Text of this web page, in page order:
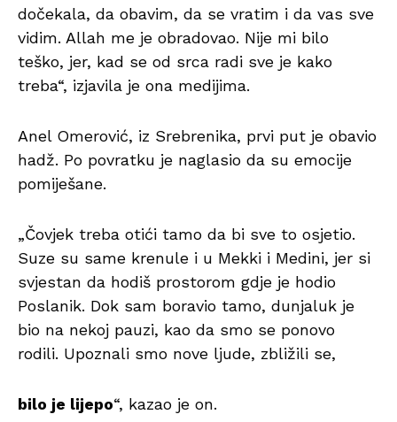
dočekala, da obavim, da se vratim i da vas sve
vidim. Allah me je obradovao. Nije mi bilo
teško, jer, kad se od srca radi sve je kako
treba“, izjavila je ona medijima.
Anel Omerović, iz Srebrenika, prvi put je obavio
hadž. Po povratku je naglasio da su emocije
pomiješane.
„Čovjek treba otići tamo da bi sve to osjetio.
Suze su same krenule i u Mekki i Medini, jer si
svjestan da hodiš prostorom gdje je hodio
Poslanik. Dok sam boravio tamo, dunjaluk je
bio na nekoj pauzi, kao da smo se ponovo
rodili. Upoznali smo nove ljude, zbližili se,
bilo je lijepo“, kazao je on.